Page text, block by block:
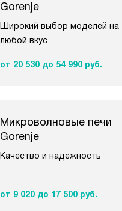
Gorenje
Широкий выбор моделей на
любой вкус
от 20 530 до 54 990 руб.
Микроволновые печи
Gorenje
Качество и надежность
от 9 020 до 17 500 руб.